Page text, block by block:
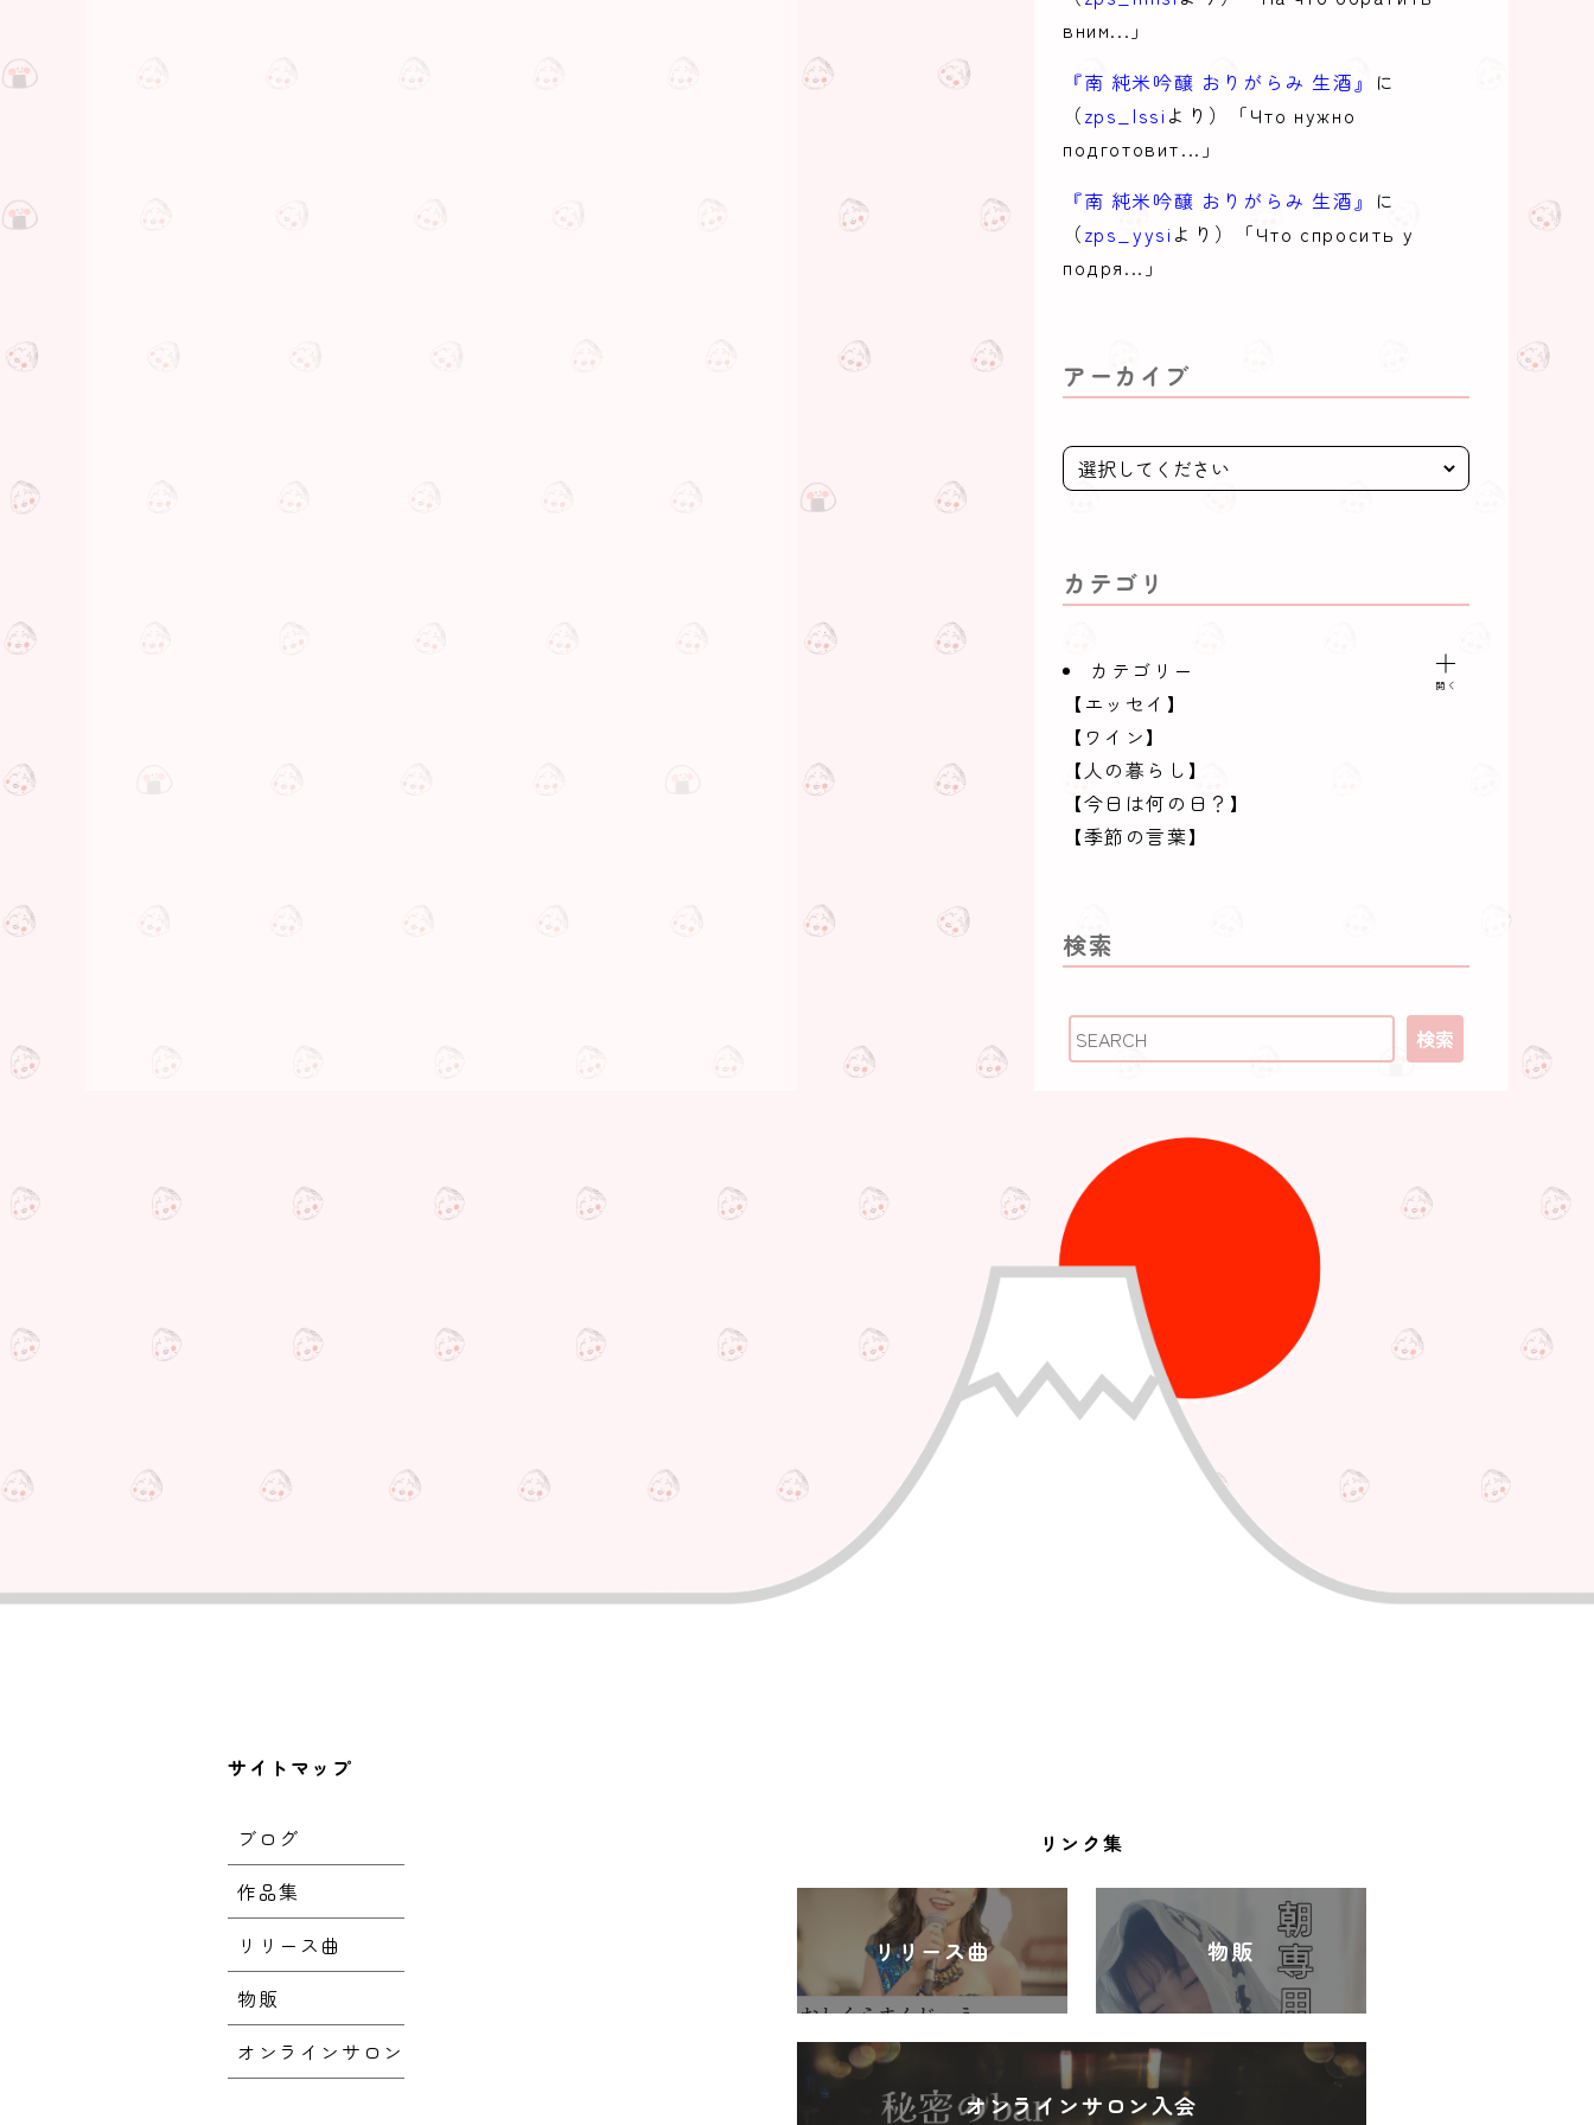
вним...」
『南 純米吟醸 おりがらみ 生酒』 に
（zps_lssi より）「Что нужно
подготовит...」
『南 純米吟醸 おりがらみ 生酒』 に
（zps_yysi より）「Что спросить у
подря...」
アーカイブ
カテゴリ
カテゴリー
【エッセイ】
【ワイン】
【人の暮らし】
【今日は何の日？】
【季節の言葉】
【料理用語】
【日本酒】
行ってみたい国
食いしん坊万歳！世界の食べ物
検索
検索
サイトマップ
ブログ
作品集
リリース曲
物販
オンラインサロン
リンク集
物販
リリース曲
オンラインサロン入会